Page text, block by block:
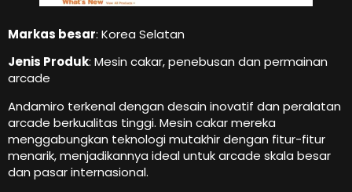
Markas besar: Korea Selatan
Jenis Produk: Mesin cakar, penebusan dan permainan
arcade
Andamiro terkenal dengan desain inovatif dan peralatan
arcade berkualitas tinggi. Mesin cakar mereka
menggabungkan teknologi mutakhir dengan fitur-fitur
menarik, menjadikannya ideal untuk arcade skala besar
dan pasar internasional.